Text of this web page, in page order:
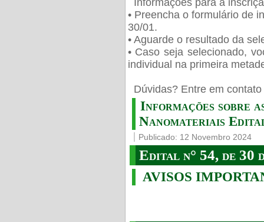
• Preencha o formulário de
30/01.
• Aguarde o resultado da
• Caso seja selecionado,
individual na primeira
Dúvidas? Entre em
Informações sobre
Nanomateriais
Publicado: 12 Novembro 2024
Edital n° 54, de 30
AVISOS